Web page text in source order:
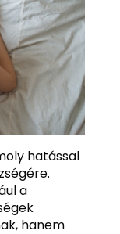
hatással
a
hanem